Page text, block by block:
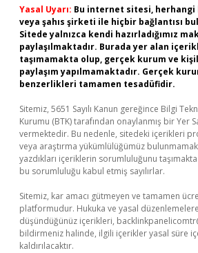
Yasal Uyarı: Bu internet sitesi,
veya şahıs şirketi ile hiçbir bağlantısı
Sitede yalnızca kendi hazırladığımız
paylaşılmaktadır. Burada yer alan
taşımamakta olup, gerçek kurum ve
paylaşım yapılmamaktadır. Gerçek
benzerlikleri tamamen tesadüfidir.
Sitemiz, 5651 Sayılı Kanun gereğince Bilgi
Kurumu (BTK) tarafından onaylanmış bir Yer
vermektedir. Bu nedenle, sitedeki içerikleri
veya araştırma yükümlülüğümüz
yazdıkları içeriklerin sorumluluğunu
bu sorumluluğu kabul etmiş sayılırlar.
Sitemiz, kar amacı gütmeyen ve tamamen
platformudur. Hukuka ve yasal
düşündüğünüz içerikleri,
bildirmeniz halinde, ilgili içerikler yasal süre
kaldırılacaktır.